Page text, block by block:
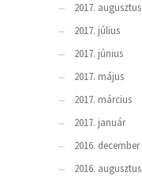
2017. augusztus
2017. július
2017. június
2017. május
2017. március
2017. január
2016. december
2016. augusztus